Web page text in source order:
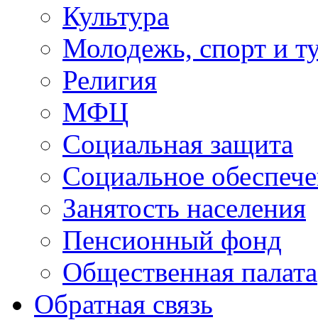
Культура
Молодежь, спорт и
Религия
МФЦ
Социальная защита
Социальное
Занятость населения
Пенсионный фонд
Общественная палата
Обратная связь